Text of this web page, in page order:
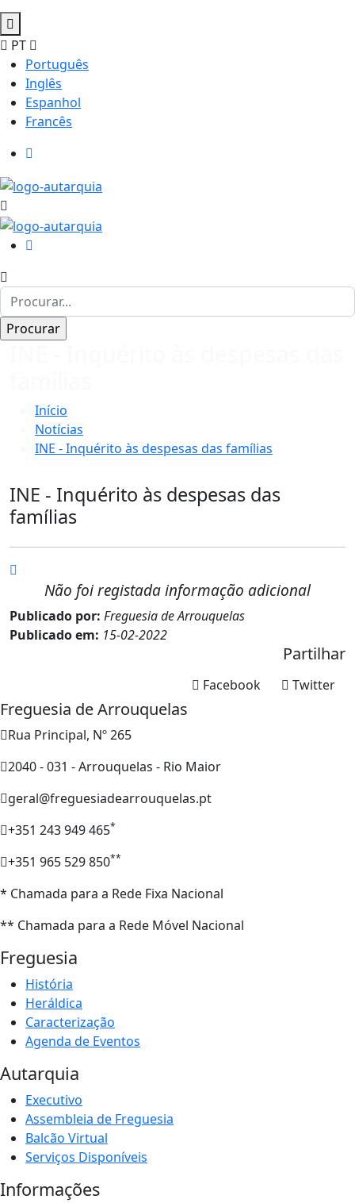
PT
Português
Inglês
Espanhol
Francês
Início
Notícias
INE - Inquérito às despesas das famílias
INE - Inquérito às despesas das
famílias
Não foi registada informação adicional
Publicado por: Freguesia de Arrouquelas
Publicado em: 15-02-2022
Partilhar
Twitter
Facebook
Freguesia de Arrouquelas
Rua Principal, Nº 265
2040 - 031 - Arrouquelas - Rio Maior
geral@freguesiadearrouquelas.pt
+351 243 949 465*
+351 965 529 850**
* Chamada para a Rede Fixa Nacional
** Chamada para a Rede Móvel Nacional
Freguesia
História
Heráldica
Caracterização
Agenda de Eventos
Autarquia
Executivo
Assembleia de Freguesia
Balcão Virtual
Serviços Disponíveis
Informações